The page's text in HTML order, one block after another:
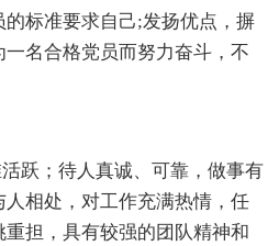
标准要求自己;发扬优点，摒
名合格党员而努力奋斗，不
；待人真诚、可靠，做事有
相处，对工作充满热情，任
担，具有较强的团队精神和